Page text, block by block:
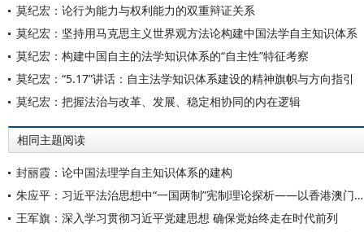
莫纪宏：论行为能力与权利能力的双重辩证关系
莫纪宏：坚持用马克思主义世界观方法论构建中国法学自主知识体系
莫纪宏：构建中国自主的法学知识体系的“自主性”特征考察
莫纪宏：“5.17”讲话：自主法学知识体系建设的精神旗帜与方向指引
莫纪宏：把握法治与改革、发展、稳定相协同的内在逻辑
相同主题阅读
封丽霞：论中国法理学自主知识体系的建构
朱应平：习近平法治思想中“一国两制”宪制理论探析——以香港澳门特区依法治理为例
王军旗：深入学习贯彻习近平党建思想 确保党始终走在时代前列